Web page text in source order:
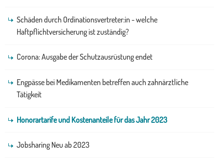
Schäden durch Ordinationsvertreter:in - welche
Haftpflichtversicherung ist zuständig?
Corona: Ausgabe der Schutzausrüstung endet
Engpässe bei Medikamenten betreffen auch zahnärztliche
Tätigkeit
Honorartarife und Kostenanteile für das Jahr 2023
Jobsharing Neu ab 2023